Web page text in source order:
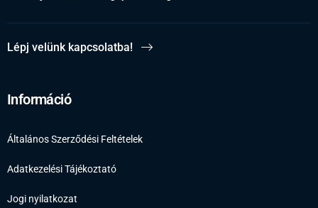
Lépj velünk kapcsolatba!
Információ
Általános Szerződési Feltételek
Adatkezelési Tájékoztató
Jogi nyilatkozat